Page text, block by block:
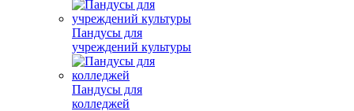
Пандусы для
учреждений культуры
Пандусы для
колледжей